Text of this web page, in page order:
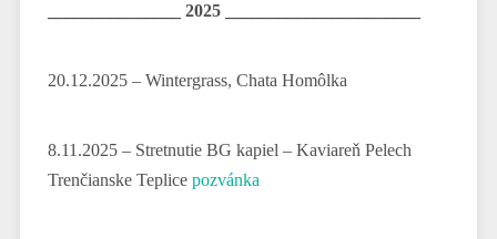
_______________ 2025 ______________________
20.12.2025 – Wintergrass, Chata Homôlka
8.11.2025 – Stretnutie BG kapiel – Kaviareň Pelech
Trenčianske Teplice pozvánka